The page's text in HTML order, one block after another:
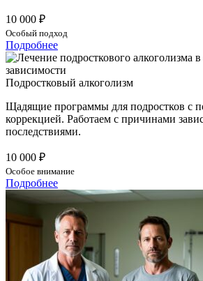
10 000 ₽
Особый подход
Подробнее
Подростковый алкоголизм
Щадящие программы для подростков с
коррекцией. Работаем с причинами
последствиями.
10 000 ₽
Особое внимание
Подробнее